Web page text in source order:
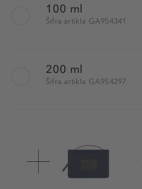
100 ml
Šifra artikla GA954341
200 ml
Šifra artikla GA954297